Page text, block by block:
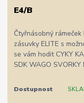
E4/B
Čtyřnásobný
zásuvky ELITE s
se vám hodit CYKY
SDK WAGO
Dostupnost